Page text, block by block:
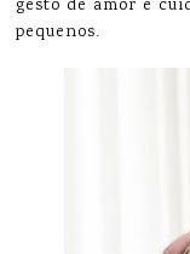
gesto de amor e
pequenos.